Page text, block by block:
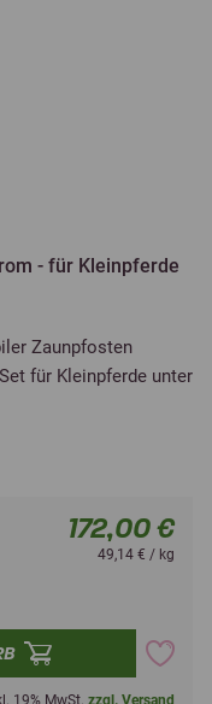
- für Kleinpferde
Zaunpfosten
für Kleinpferde unter
172,00 €
49,14 € / kg
19% MwSt. zzgl. Versand